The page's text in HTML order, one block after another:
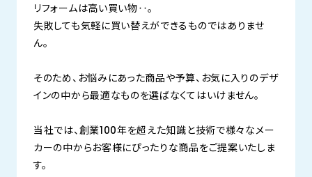
リフォームは高い買い物‥。
失敗しても気軽に買い替えができるものではありませ
ん。
そのため、お悩みにあった商品や予算、お気に入りのデザ
インの中から最適なものを選ばなくてはいけません。
当社では、創業100年を超えた知識と技術で様々なメー
カーの中からお客様にぴったりな商品をご提案いたしま
す。